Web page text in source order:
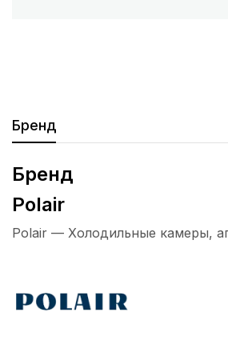
Бренд
Бренд
Polair
Polair — Холодильные камеры,